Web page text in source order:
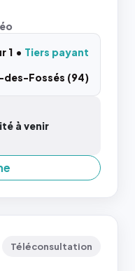
1
Tiers payant
Fossés (94)
à venir
Téléconsultation